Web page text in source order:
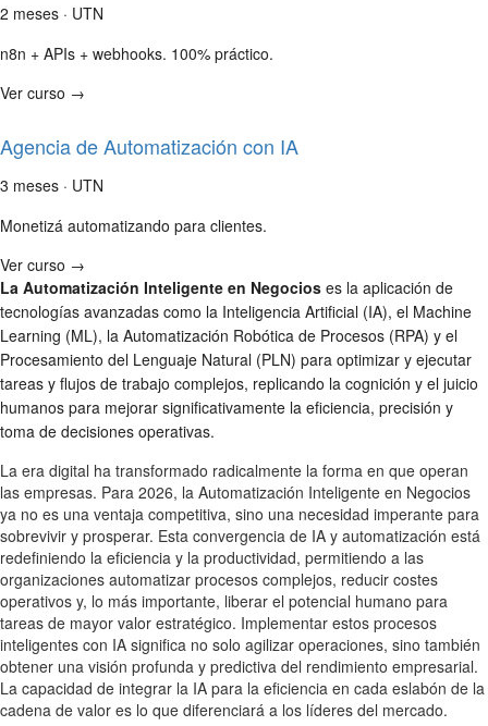
2 meses · UTN
n8n + APIs + webhooks. 100% práctico.
Ver curso →
Agencia de Automatización con IA
3 meses · UTN
Monetizá automatizando para clientes.
Ver curso →
La Automatización Inteligente en Negocios es la aplicación de
tecnologías avanzadas como la Inteligencia Artificial (IA), el Machine
Learning (ML), la Automatización Robótica de Procesos (RPA) y el
Procesamiento del Lenguaje Natural (PLN) para optimizar y ejecutar
tareas y flujos de trabajo complejos, replicando la cognición y el juicio
humanos para mejorar significativamente la eficiencia, precisión y
toma de decisiones operativas.
La era digital ha transformado radicalmente la forma en que operan
las empresas. Para 2026, la Automatización Inteligente en Negocios
ya no es una ventaja competitiva, sino una necesidad imperante para
sobrevivir y prosperar. Esta convergencia de IA y automatización está
redefiniendo la eficiencia y la productividad, permitiendo a las
organizaciones automatizar procesos complejos, reducir costes
operativos y, lo más importante, liberar el potencial humano para
tareas de mayor valor estratégico. Implementar estos procesos
inteligentes con IA significa no solo agilizar operaciones, sino también
obtener una visión profunda y predictiva del rendimiento empresarial.
La capacidad de integrar la IA para la eficiencia en cada eslabón de la
cadena de valor es lo que diferenciará a los líderes del mercado.